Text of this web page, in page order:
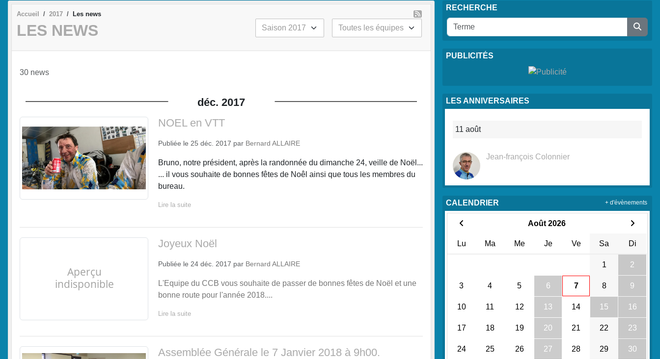
Accueil 2017 Les news
LES NEWS
30 news
déc. 2017
NOEL en VTT
Publiée le 25 déc. 2017 par Bernard ALLAIRE
Bruno, notre président, après la randonnée du dimanche 24, veille de Noël...
... il vous souhaite de bonnes fêtes de Noêl ainsi que tous les membres du
bureau.
Lire la suite
Joyeux Noël
Publiée le 24 déc. 2017 par Bernard ALLAIRE
L'Equipe du CCB vous souhaite de passer de bonnes fêtes de Noël et une
bonne route pour l'année 2018....
Lire la suite
Assemblée Générale le 7 Janvier 2018 à 9h00.
RECHERCHE
PUBLICITÉS
LES ANNIVERSAIRES
11 août
Jean-françois Colonnier
CALENDRIER
Août 2026
Lu Ma Me Je Ve Sa Di
1 2
3 4 5 6 7 8 9
10 11 12 13 14 15 16
17 18 19 20 21 22 23
24 25 26 27 28 29 30
+ d'évènements